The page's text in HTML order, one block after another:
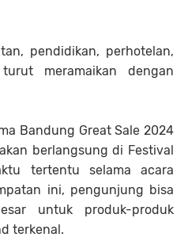
pendidikan, perhotelan,
meramaikan dengan
Bandung Great Sale 2024
berlangsung di Festival
tertentu selama acara
ini, pengunjung bisa
untuk produk-produk
terkenal.